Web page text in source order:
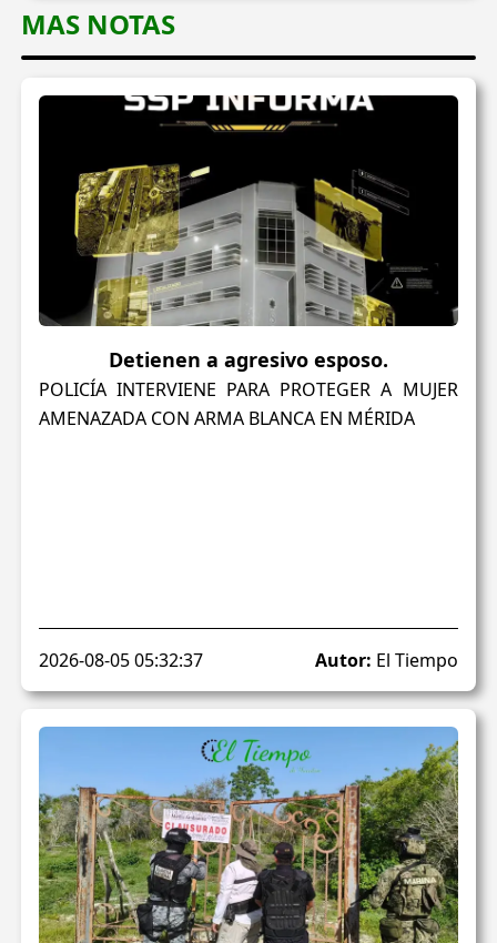
MAS NOTAS
Detienen a agresivo esposo.
POLICÍA INTERVIENE PARA PROTEGER A MUJER
AMENAZADA CON ARMA BLANCA EN MÉRIDA
2026-08-05 05:32:37 Autor: El Tiempo